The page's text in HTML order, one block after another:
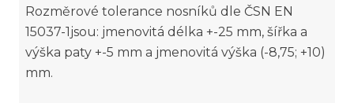
Rozměrové tolerance nosníků dle ČSN EN
15037-1jsou: jmenovitá délka +-25 mm, šířka a
výška paty +-5 mm a jmenovitá výška (-8,75; +10)
mm.